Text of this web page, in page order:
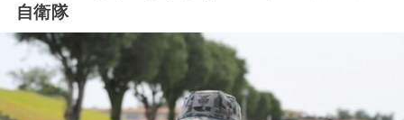
自衛隊